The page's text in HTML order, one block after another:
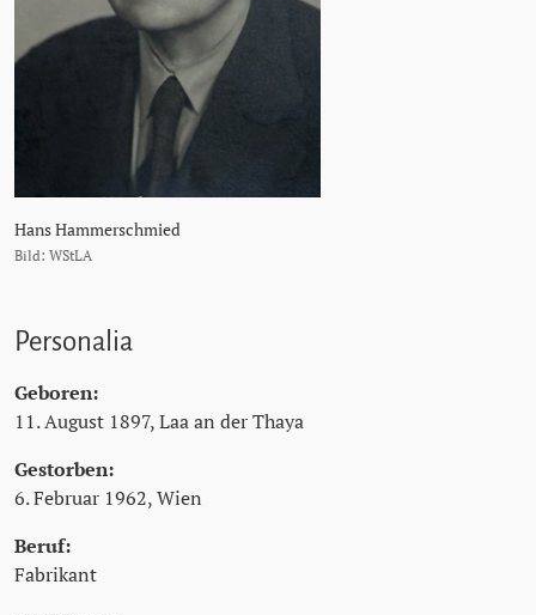
Hans Hammerschmied
Bild: WStLA
Personalia
Geboren:
11. August 1897, Laa an der Thaya
Gestorben:
6. Februar 1962, Wien
Beruf:
Fabrikant